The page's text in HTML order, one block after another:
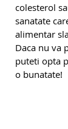
colesterol
sanatate
alimentar
Daca nu va
puteti opta
o bunatate!